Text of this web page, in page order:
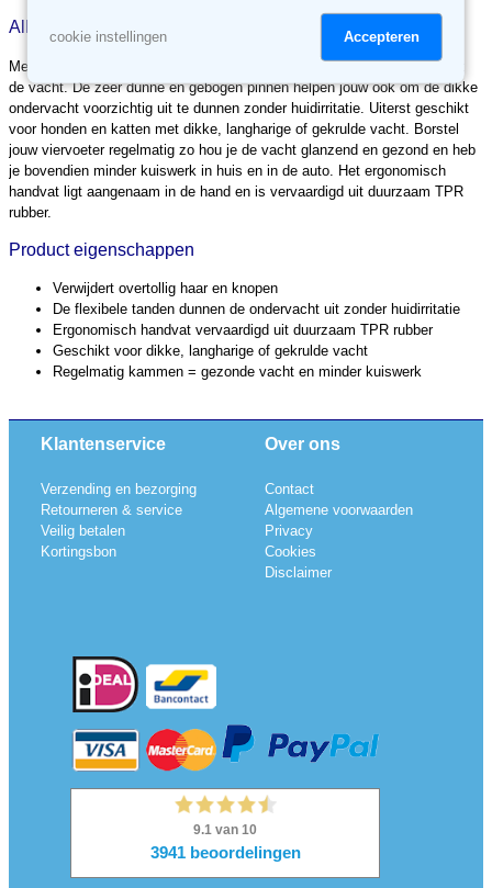
Alles over Slickerborstel zwart/grijs
Met deze Duvo+ Slickerborstel verwijder je overtollig haar en knopen uit
de vacht. De zeer dunne en gebogen pinnen helpen jouw ook om de dikke
ondervacht voorzichtig uit te dunnen zonder huidirritatie. Uiterst geschikt
voor honden en katten met dikke, langharige of gekrulde vacht. Borstel
jouw viervoeter regelmatig zo hou je de vacht glanzend en gezond en heb
je bovendien minder kuiswerk in huis en in de auto. Het ergonomisch
handvat ligt aangenaam in de hand en is vervaardigd uit duurzaam TPR
rubber.
Product eigenschappen
Verwijdert overtollig haar en knopen
De flexibele tanden dunnen de ondervacht uit zonder huidirritatie
Ergonomisch handvat vervaardigd uit duurzaam TPR rubber
Geschikt voor dikke, langharige of gekrulde vacht
Regelmatig kammen = gezonde vacht en minder kuiswerk
Klantenservice
Verzending en bezorging
Retourneren & service
Veilig betalen
Kortingsbon
Over ons
Contact
Algemene voorwaarden
Privacy
Cookies
Disclaimer
cookie instellingen Accepteren